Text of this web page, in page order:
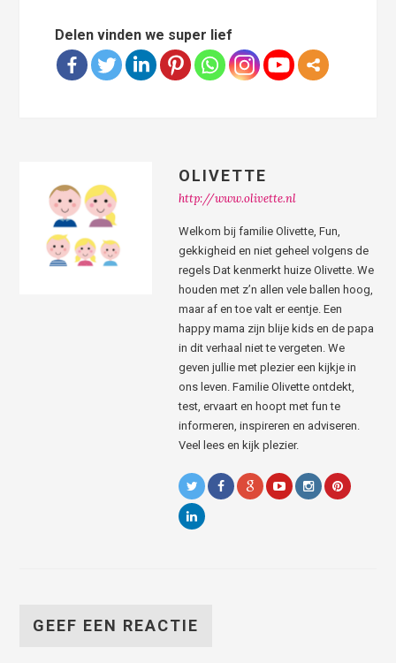
Delen vinden we super lief
OLIVETTE
http://www.olivette.nl
Welkom bij familie Olivette, Fun,
gekkigheid en niet geheel volgens de
regels Dat kenmerkt huize Olivette. We
houden met z’n allen vele ballen hoog,
maar af en toe valt er eentje. Een
happy mama zijn blije kids en de papa
in dit verhaal niet te vergeten. We
geven jullie met plezier een kijkje in
ons leven. Familie Olivette ontdekt,
test, ervaart en hoopt met fun te
informeren, inspireren en adviseren.
Veel lees en kijk plezier.
GEEF EEN REACTIE